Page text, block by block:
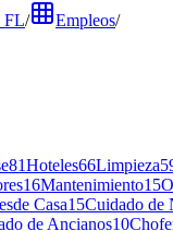
FL/ Empleos/
81Hoteles66Limpieza
16Mantenimiento15
Casa15Cuidado de
de Ancianos10